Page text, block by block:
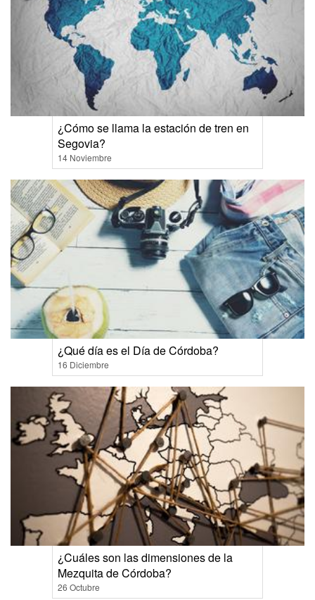
¿Cómo se llama la estación de tren en
Segovia?
14 Noviembre
¿Qué día es el Día de Córdoba?
16 Diciembre
¿Cuáles son las dimensiones de la
Mezquita de Córdoba?
26 Octubre